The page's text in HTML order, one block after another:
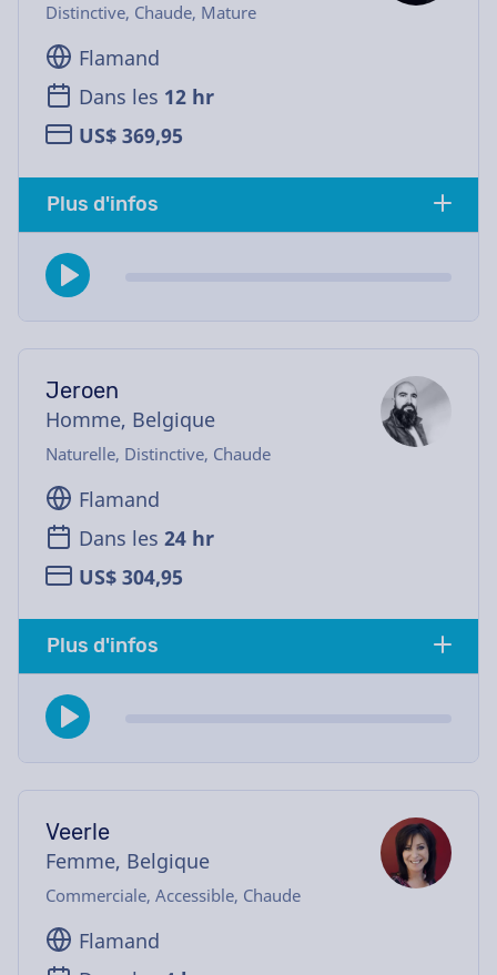
Distinctive, Chaude, Mature
Flamand
Dans les 12 hr
US$ 369,95
Plus d'infos
Jeroen
Homme, Belgique
Naturelle, Distinctive, Chaude
Flamand
Dans les 24 hr
US$ 304,95
Plus d'infos
Veerle
Femme, Belgique
Commerciale, Accessible, Chaude
Flamand